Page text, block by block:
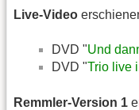
Live-Video
DVD "Und
DVD "Trio live
Remmler-Version 1